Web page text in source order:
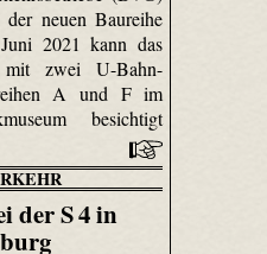
neuen Baureihe
2021 kann das
mit zwei U-Bahn-
A und F im
besichtigt
der S 4 in